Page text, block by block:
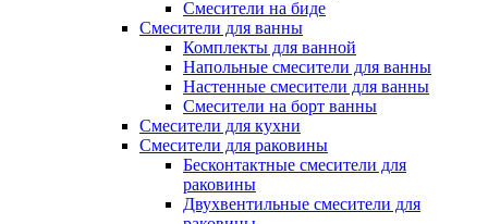
Смесители на биде
Смесители для ванны
Комплекты для ванной
Напольные смесители для ванны
Настенные смесители для ванны
Смесители на борт ванны
Смесители для кухни
Смесители для раковины
Бесконтактные смесители для
раковины
Двухвентильные смесители для